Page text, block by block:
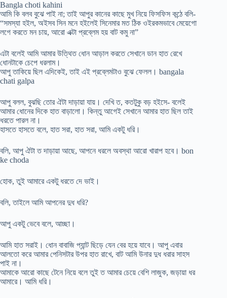
Bangla choti kahini
আমি কি বলব বুঝে পাই না; তাই আপুর কানের কাছে মুখ নিয়ে ফিসফিস কন্ঠে বলি-
“সমস্যা হইল, অইসব সিন মনে হইলেই সিনেমার মত ঠিক ওইরকমভাবে মেয়েগো
লগে করতে মন চায়, আরো এক্টা প্রব্লেম হয় বাট কমু না”
এটা বলেই আমি আমার উত্থিত ধোন আড়াল করতে সেখানে ডান হাত রেখে
ধোনটাকে চেপে ধরলাম।
আপু তাকিয়ে ছিল এদিকেই, তাই এই প্রব্লেমটাও বুঝে ফেলল। bangala
chati galpa
আপু বলল, বুঝছি তোর ঐটা দাড়ায়া যায়। দেখি ত, কতটুকু বড় হইসে- বলেই
আমার ধোনের দিকে হাত বাড়ালো। কিন্তু আগেই সেখানে আমার হাত ছিল তাই
ধরতে পারল না।
হাসতে হাসতে বলে, হাত সরা, হাত সরা, আমি একটু ধরি।
বলি, আপু ঐটা ত দাড়ায়া আছে, আপনে ধরলে অবস্থা আরো খারাপ হবে। bon
ke choda
হোক, তুই আমারে একটু ধরতে দে ভাই।
বলি, তাইলে আমি আপনের দুধ ধরি?
আপু একটু ভেবে বলে, আচ্ছা।
আমি হাত সরাই। ধোন বাবাজি প্যান্ট ছিড়ে যেন বের হয়ে যাবে। আপু এবার
আলতো করে আমার পেনিসটার উপর হাত রাখে, বাট আমি উনার দুধ ধরার সাহস
পাই না।
আমাকে আরো কাছে টেনে নিয়ে বলে তুই ত আমার চেয়ে বেশি লাজুক, জড়ায়া ধর
আমারে। আমি ধরি।